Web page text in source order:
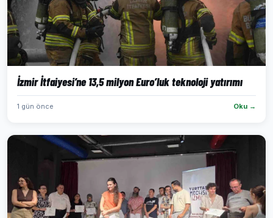
İzmir İtfaiyesi’ne 13,5 milyon Euro’luk teknoloji yatırımı
1 gün önce Oku →